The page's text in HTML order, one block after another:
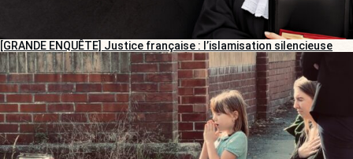
[GRANDE ENQUÊTE] Justice française : l’islamisation silencieuse